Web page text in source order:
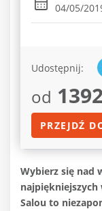
04/05/
Udostępnij:
od
PRZEJDŹ
Wybierz się nad
najpiękniejszych
Salou to